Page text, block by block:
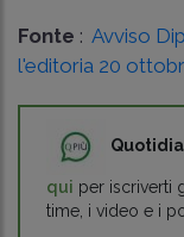
Fonte : Avviso
l'editoria 20
qui per iscriverti
time, i video e i